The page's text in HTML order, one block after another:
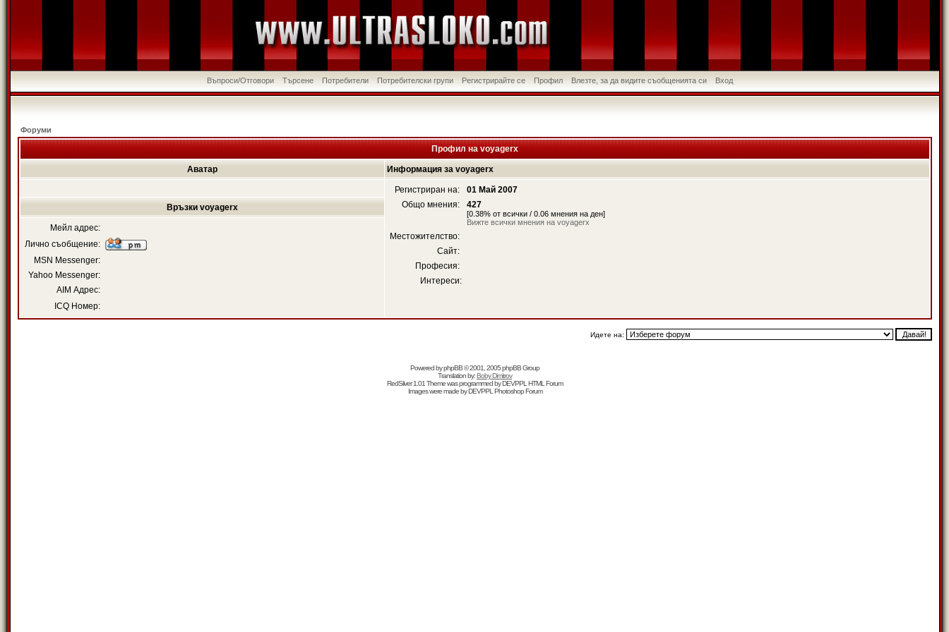
Въпроси/Отговори Търсене Потребители Потребителски групи Регистрирайте се Профил Влезте, за да видите съобщенията си Вход
Форуми
Профил на voyagerx
Аватар Информация за voyagerx
Регистриран на:
01 Май 2007
Общо мнения:
427
[0.38% от всички / 0.06 мнения на ден]
Вижте всички мнения на voyagerx
Местожителство:
Сайт:
Професия:
Интереси:
Връзки voyagerx
Мейл адрес:
Лично съобщение:
MSN Messenger:
Yahoo Messenger:
AIM Адрес:
ICQ Номер:
Идете на:
Powered byphpBB© 2001, 2005 phpBB Group
Translation by:Boby Dimitrov
RedSilver 1.01 Theme was programmed byDEVPPL HTML Forum
Images were made byDEVPPL Photoshop Forum